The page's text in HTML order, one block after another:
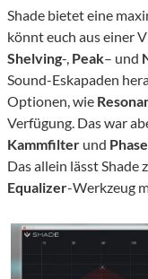
Shade bietet eine
könnt euch aus einer
Shelving-, Peak– und
Sound-Eskapaden
Optionen, wie
Verfügung. Das war
Kammfilter und
Das allein lässt Shade
Equalizer-Werkzeug